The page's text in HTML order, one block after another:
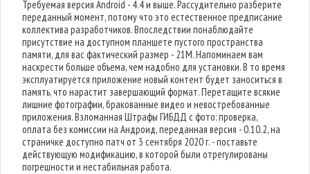
Требуемая версия Android - 4.4 и выше. Рассудительно разберите
переданный момент, потому что это естественное предписание
коллектива разработчиков. Впоследствии понаблюдайте
присутствие на доступном планшете пустого пространства
памяти, для вас фактический размер - 21M. Напоминаем вам
наскрести больше объема, чем надобно для установки. В то время
эксплуатируется приложение новый контент будет заноситься в
память, что нарастит завершающий формат. Перетащите всякие
лишние фотографии, бракованные видео и невостребованные
приложения. Взломанная Штрафы ГИБДД с фото: проверка,
оплата без комиссии на Андроид, переданная версия - 0.10.2, на
страничке доступно патч от 3 сентября 2020 г. - поставьте
действующую модификацию, в которой были отрегулированы
погрешности и нестабильная работа.